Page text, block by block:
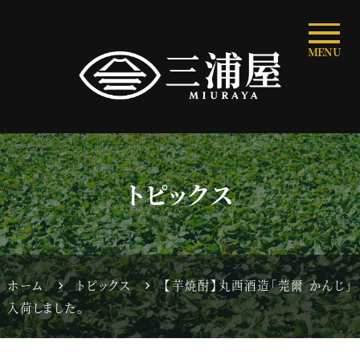
MENU
トピックス
ホーム トピックス
【芋焼酎】丸西酒造「莞爾 かんじ」
入荷しました。